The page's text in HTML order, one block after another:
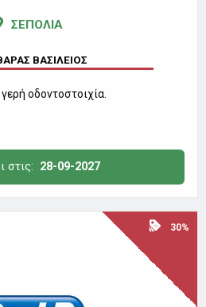
ΣΕΠΟΛΙΑ
ΒΑΣΙΛΕΙΟΣ
οδοντοστοιχία.
στις: 28-09-2027
30%